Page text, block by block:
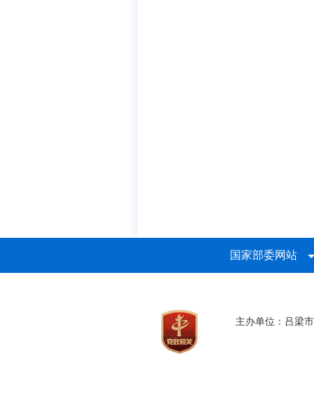
国家部委网站
主办单位：吕梁